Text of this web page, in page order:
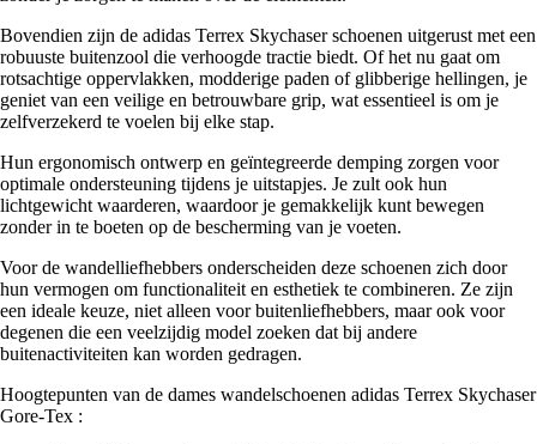
Bovendien zijn de adidas Terrex Skychaser schoenen uitgerust met een
robuuste buitenzool die verhoogde tractie biedt. Of het nu gaat om
rotsachtige oppervlakken, modderige paden of glibberige hellingen, je
geniet van een veilige en betrouwbare grip, wat essentieel is om je
zelfverzekerd te voelen bij elke stap.
Hun ergonomisch ontwerp en geïntegreerde demping zorgen voor
optimale ondersteuning tijdens je uitstapjes. Je zult ook hun
lichtgewicht waarderen, waardoor je gemakkelijk kunt bewegen
zonder in te boeten op de bescherming van je voeten.
Voor de wandelliefhebbers onderscheiden deze schoenen zich door
hun vermogen om functionaliteit en esthetiek te combineren. Ze zijn
een ideale keuze, niet alleen voor buitenliefhebbers, maar ook voor
degenen die een veelzijdig model zoeken dat bij andere
buitenactiviteiten kan worden gedragen.
Hoogtepunten van de dames wandelschoenen adidas Terrex Skychaser
Gore-Tex :